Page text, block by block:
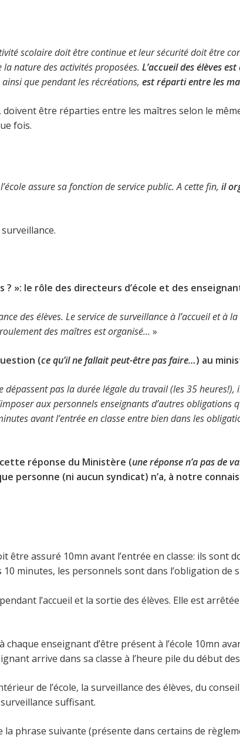
scolaire doit être continue et leur sécurité doit être
nature des activités proposées. L’accueil des élèves
ainsi que pendant les récréations, est réparti entre les
être réparties entre les maîtres selon le
fois.
assure sa fonction de service public. A cette fin, il
? »: le rôle des directeurs d’école et des
des élèves. Le service de surveillance à l’accueil et
des maîtres est organisé… »
(ce qu’il ne fallait peut-être pas faire…) au
dépassent pas la durée légale du travail (les 35
aux personnels enseignants d’autres
avant l’entrée en classe entre bien dans les
réponse du Ministère (une réponse n’a pas de
personne (ni aucun syndicat) n’a, à notre
être assuré 10mn avant l’entrée en classe: ils
minutes, les personnels sont dans l’obligation de
l’accueil et la sortie des élèves. Elle est
chaque enseignant d’être présent à l’école 10mn
arrive dans sa classe à l’heure pile du début
de l’école, la surveillance des élèves, du
suffisant.
phrase suivante (présente dans certains de